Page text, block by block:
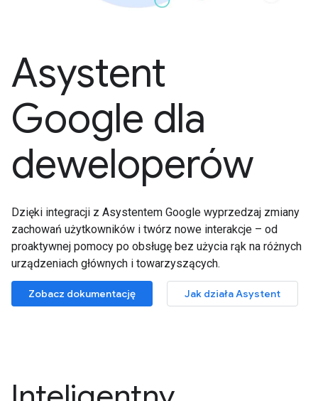
Asystent
Google dla
deweloperów
Dzięki integracji z Asystentem Google wyprzedzaj zmiany
zachowań użytkowników i twórz nowe interakcje – od
proaktywnej pomocy po obsługę bez użycia rąk na różnych
urządzeniach głównych i towarzyszących.
Zobacz dokumentację Jak działa Asystent